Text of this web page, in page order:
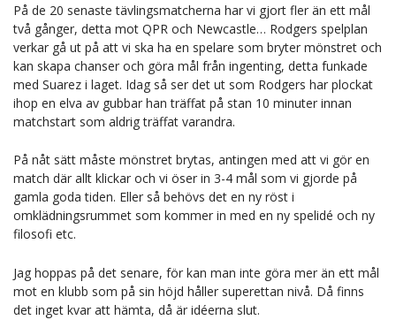
På de 20 senaste tävlingsmatcherna har vi gjort fler än ett mål
två gånger, detta mot QPR och Newcastle… Rodgers spelplan
verkar gå ut på att vi ska ha en spelare som bryter mönstret och
kan skapa chanser och göra mål från ingenting, detta funkade
med Suarez i laget. Idag så ser det ut som Rodgers har plockat
ihop en elva av gubbar han träffat på stan 10 minuter innan
matchstart som aldrig träffat varandra.
På nåt sätt måste mönstret brytas, antingen med att vi gör en
match där allt klickar och vi öser in 3-4 mål som vi gjorde på
gamla goda tiden. Eller så behövs det en ny röst i
omklädningsrummet som kommer in med en ny spelidé och ny
filosofi etc.
Jag hoppas på det senare, för kan man inte göra mer än ett mål
mot en klubb som på sin höjd håller superettan nivå. Då finns
det inget kvar att hämta, då är idéerna slut.